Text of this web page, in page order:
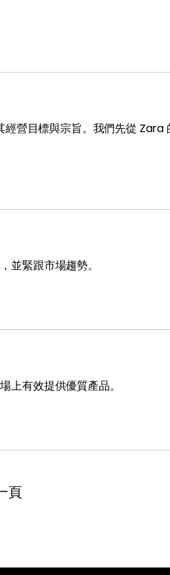
營目標與宗旨。我們先從 Zara
並緊跟市場趨勢。
上有效提供優質產品。
頁